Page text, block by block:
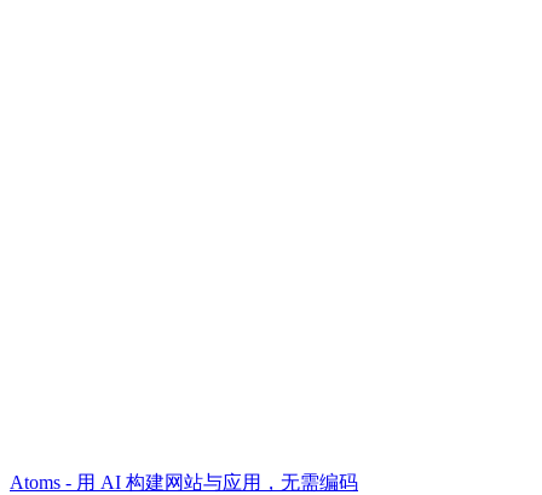
Atoms - 用 AI 构建网站与应用，无需编码